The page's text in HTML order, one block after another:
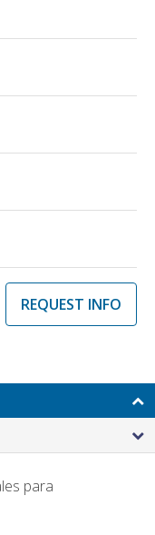
REQUEST INFO
para